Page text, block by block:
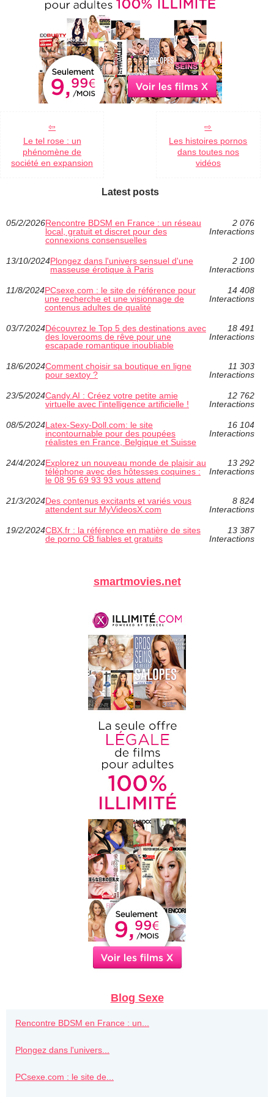
Le tel rose : un
phénomène de
société en expansion
Les histoires pornos
dans toutes nos
vidéos
Latest posts
05/2/2026Rencontre BDSM en France : un réseau
local, gratuit et discret pour des
connexions consensuelles
2 076
Interactions
13/10/2024Plongez dans l'univers sensuel d'une
masseuse érotique à Paris
2 100
Interactions
11/8/2024PCsexe.com : le site de référence pour
une recherche et une visionnage de
contenus adultes de qualité
14 408
Interactions
03/7/2024Découvrez le Top 5 des destinations avec
des loverooms de rêve pour une
escapade romantique inoubliable
18 491
Interactions
18/6/2024Comment choisir sa boutique en ligne
pour sextoy ?
11 303
Interactions
23/5/2024Candy.AI : Créez votre petite amie
virtuelle avec l'intelligence artificielle !
12 762
Interactions
08/5/2024Latex-Sexy-Doll.com: le site
incontournable pour des poupées
réalistes en France, Belgique et Suisse
16 104
Interactions
24/4/2024Explorez un nouveau monde de plaisir au
téléphone avec des hôtesses coquines :
le 08 95 69 93 93 vous attend
13 292
Interactions
21/3/2024Des contenus excitants et variés vous
attendent sur MyVideosX.com
8 824
Interactions
19/2/2024CBX.fr : la référence en matière de sites
de porno CB fiables et gratuits
13 387
Interactions
smartmovies.net
Blog Sexe
Rencontre BDSM en France : un...
Plongez dans l'univers...
PCsexe.com : le site de...